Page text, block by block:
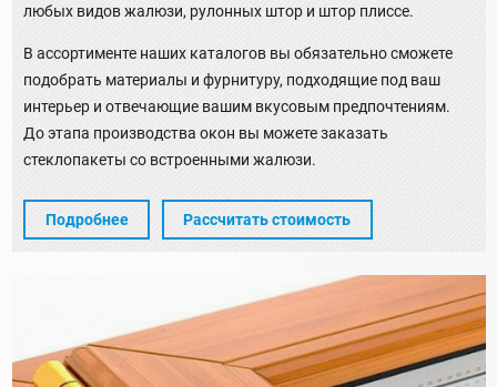
любых видов жалюзи, рулонных штор и штор плиссе.
В ассортименте наших каталогов вы обязательно сможете
подобрать материалы и фурнитуру, подходящие под ваш
интерьер и отвечающие вашим вкусовым предпочтениям.
До этапа производства окон вы можете заказать
стеклопакеты со встроенными жалюзи.
Подробнее Рассчитать стоимость